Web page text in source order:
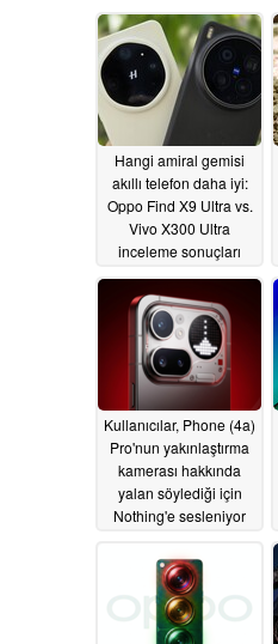
Hangi amiral gemisi
akıllı telefon daha iyi:
Oppo Find X9 Ultra vs.
Vivo X300 Ultra
inceleme sonuçları
05/29/2026
Kullanıcılar, Phone (4a)
Pro'nun yakınlaştırma
kamerası hakkında
yalan söylediği için
Nothing'e sesleniyor